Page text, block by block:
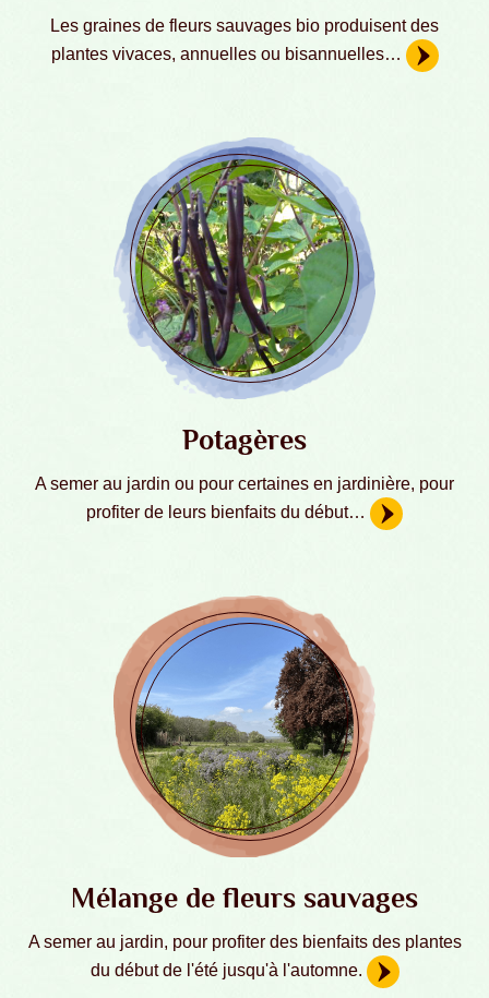
Les graines de fleurs sauvages bio produisent des
plantes vivaces, annuelles ou bisannuelles…
Potagères
A semer au jardin ou pour certaines en jardinière, pour
profiter de leurs bienfaits du début…
Mélange de fleurs sauvages
A semer au jardin, pour profiter des bienfaits des plantes
du début de l'été jusqu'à l'automne.